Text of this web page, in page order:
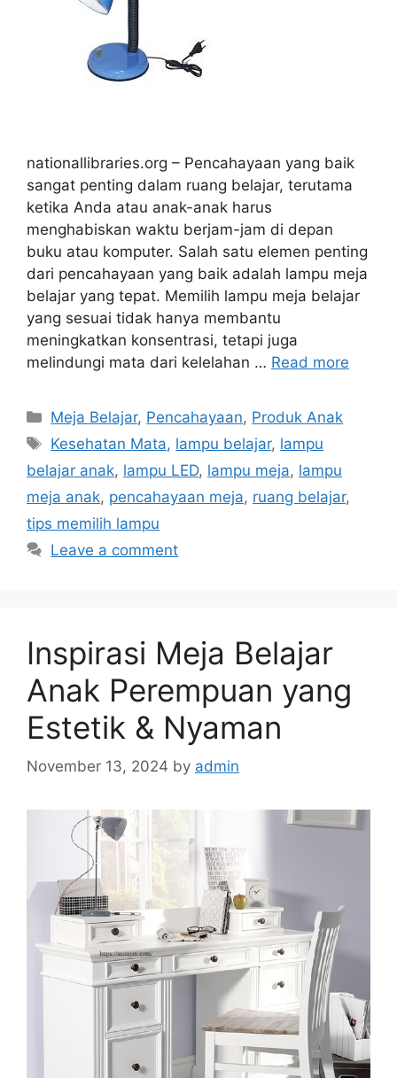
nationallibraries.org – Pencahayaan yang baik
sangat penting dalam ruang belajar, terutama
ketika Anda atau anak-anak harus
menghabiskan waktu berjam-jam di depan
buku atau komputer. Salah satu elemen penting
dari pencahayaan yang baik adalah lampu meja
belajar yang tepat. Memilih lampu meja belajar
yang sesuai tidak hanya membantu
meningkatkan konsentrasi, tetapi juga
melindungi mata dari kelelahan … Read more
Categories
Meja Belajar, Pencahayaan, Produk Anak
Tags
Kesehatan Mata, lampu belajar, lampu
belajar anak, lampu LED, lampu meja, lampu
meja anak, pencahayaan meja, ruang belajar,
tips memilih lampu
Leave a comment
Inspirasi Meja Belajar
Anak Perempuan yang
Estetik & Nyaman
November 13, 2024 by admin